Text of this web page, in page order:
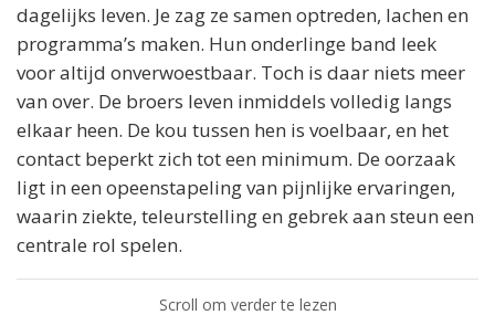
dagelijks leven. Je zag ze samen optreden, lachen en
programma’s maken. Hun onderlinge band leek
voor altijd onverwoestbaar. Toch is daar niets meer
van over. De broers leven inmiddels volledig langs
elkaar heen. De kou tussen hen is voelbaar, en het
contact beperkt zich tot een minimum. De oorzaak
ligt in een opeenstapeling van pijnlijke ervaringen,
waarin ziekte, teleurstelling en gebrek aan steun een
centrale rol spelen.
Scroll om verder te lezen